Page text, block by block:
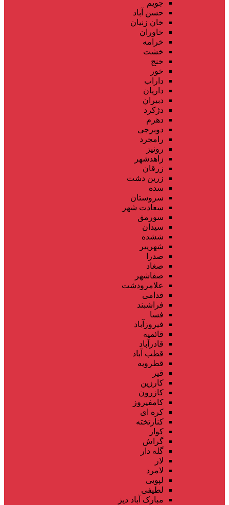
جویم
حسن آباد
خان زنیان
خاوران
خرامه
خشت
خنج
خور
داراب
داریان
دبیران
دژکرد
دهرم
دوبرجی
رامجرد
رونیز
زاهدشهر
زرقان
زرین دشت
سده
سروستان
سعادت شهر
سورمق
سیدان
ششده
شهرپیر
صدرا
صغاد
صفاشهر
علامرودشت
فدامی
فراشبند
فسا
فیروزآباد
قائمیه
قادرآباد
قطب آباد
قطرویه
قیر
کارزین
کازرون
کامفیروز
کره ای
کنارتخته
کوار
گراش
گله دار
لار
لامرد
لپویی
لطیفی
مبارک آباد دیز